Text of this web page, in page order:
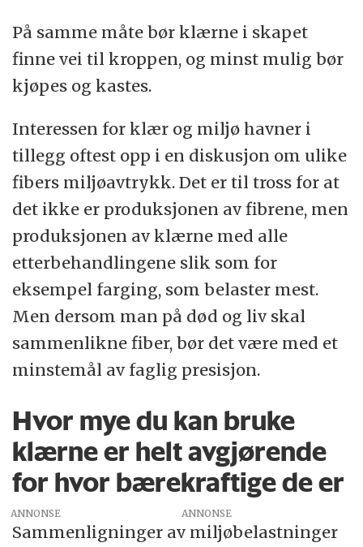
På samme måte bør klærne i skapet
finne vei til kroppen, og minst mulig bør
kjøpes og kastes.
Interessen for klær og miljø havner i
tillegg oftest opp i en diskusjon om ulike
fibers miljøavtrykk. Det er til tross for at
det ikke er produksjonen av fibrene, men
produksjonen av klærne med alle
etterbehandlingene slik som for
eksempel farging, som belaster mest.
Men dersom man på død og liv skal
sammenlikne fiber, bør det være med et
minstemål av faglig presisjon.
Hvor mye du kan bruke
klærne er helt avgjørende
for hvor bærekraftige de er
ANNONSE
Sammenligninger av miljøbelastninger